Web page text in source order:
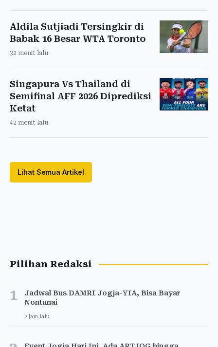
Aldila Sutjiadi Tersingkir di
Babak 16 Besar WTA Toronto
32 menit lalu
Singapura Vs Thailand di
Semifinal AFF 2026 Diprediksi
Ketat
42 menit lalu
Lihat Semua Artikel
Pilihan Redaksi
1
Jadwal Bus DAMRI Jogja-YIA, Bisa Bayar
Nontunai
2 jam lalu